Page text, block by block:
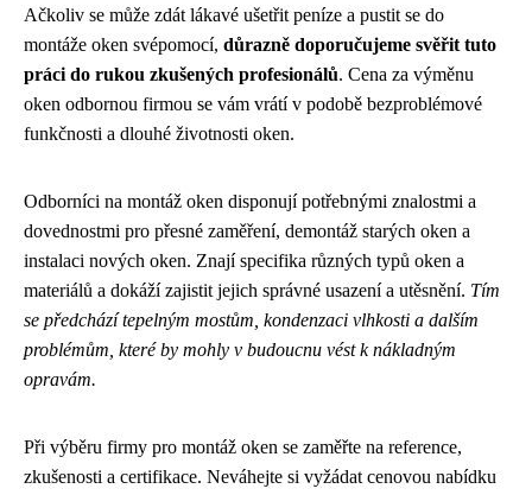
Ačkoliv se může zdát lákavé ušetřit peníze a pustit se do
montáže oken svépomocí, důrazně doporučujeme svěřit tuto
práci do rukou zkušených profesionálů. Cena za výměnu
oken odbornou firmou se vám vrátí v podobě bezproblémové
funkčnosti a dlouhé životnosti oken.
Odborníci na montáž oken disponují potřebnými znalostmi a
dovednostmi pro přesné zaměření, demontáž starých oken a
instalaci nových oken. Znají specifika různých typů oken a
materiálů a dokáží zajistit jejich správné usazení a utěsnění. Tím
se předchází tepelným mostům, kondenzaci vlhkosti a dalším
problémům, které by mohly v budoucnu vést k nákladným
opravám.
Při výběru firmy pro montáž oken se zaměřte na reference,
zkušenosti a certifikace. Neváhejte si vyžádat cenovou nabídku